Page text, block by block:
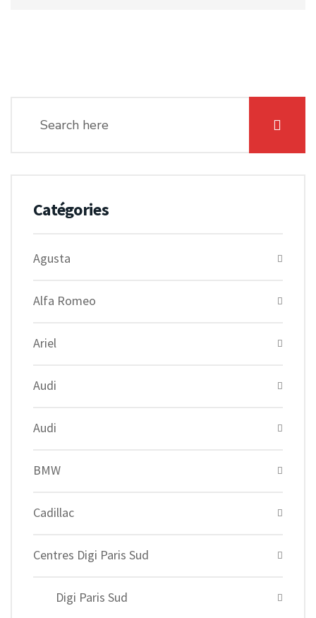
Catégories
Agusta
Alfa Romeo
Ariel
Audi
Audi
BMW
Cadillac
Centres Digi Paris Sud
Digi Paris Sud